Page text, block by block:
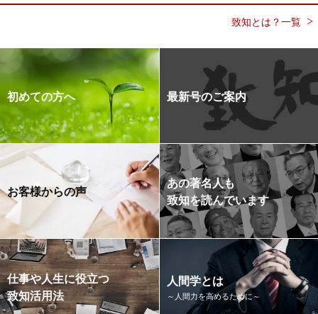
致知とは？一覧
初めての方へ 最新号のご案内
お客様からの声
あの著名人も
致知を読んでいます
仕事や人生に役立つ
致知活用法
人間学とは
～人間力を高めるために～